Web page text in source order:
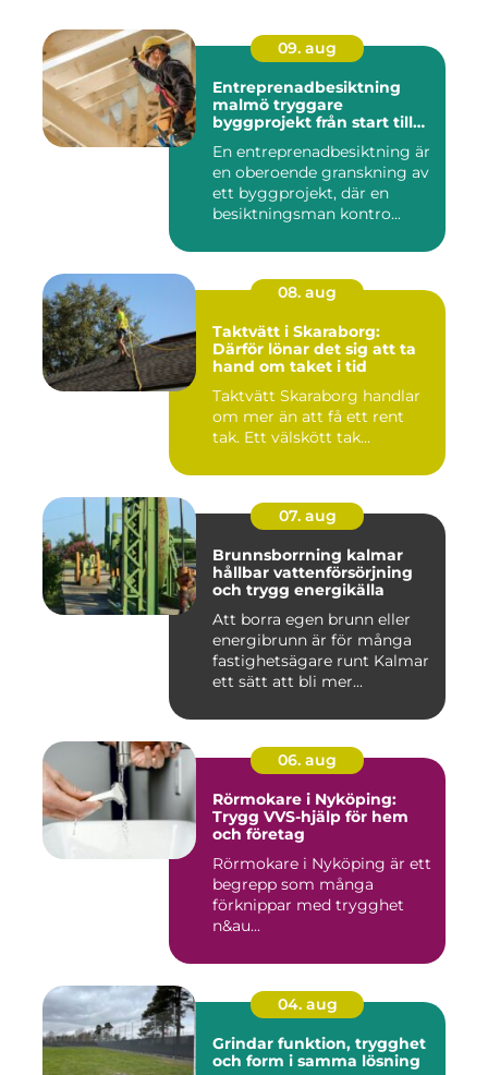
09. aug
Entreprenadbesiktning
malmö tryggare
byggprojekt från start till
En entreprenadbesiktning är
en oberoende granskning av
ett byggprojekt, där en
besiktningsman kontro...
08. aug
Taktvätt i Skaraborg:
Därför lönar det sig att ta
hand om taket i tid
Taktvätt Skaraborg handlar
om mer än att få ett rent
tak. Ett välskött tak...
07. aug
Brunnsborrning kalmar
hållbar vattenförsörjning
och trygg energikälla
Att borra egen brunn eller
energibrunn är för många
fastighetsägare runt Kalmar
ett sätt att bli mer...
06. aug
Rörmokare i Nyköping:
Trygg VVS-hjälp för hem
och företag
Rörmokare i Nyköping är ett
begrepp som många
förknippar med trygghet
n&au...
04. aug
Grindar funktion, trygghet
och form i samma lösning